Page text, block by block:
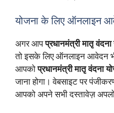
योजना के लिए ऑनलाइन
अगर आपप्रधानमंत्री मातृ
तो इसके लिए ऑनलाइन आवेदन
आपकोप्रधानमंत्री मातृ वंदना
जाना होगा। वेबसाइट पर
आपको अपने सभी दस्तावेज़